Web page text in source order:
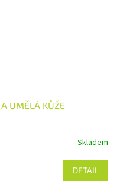
UMĚLÁ KŮŽE
Skladem
DETAIL